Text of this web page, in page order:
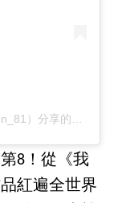
전지현 Gianna Jun OFFICIAL（@junjihyun_81）分享的貼文
8！從《我
紅遍全世界